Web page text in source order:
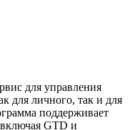
для управления
для личного, так и для
поддерживает
GTD и